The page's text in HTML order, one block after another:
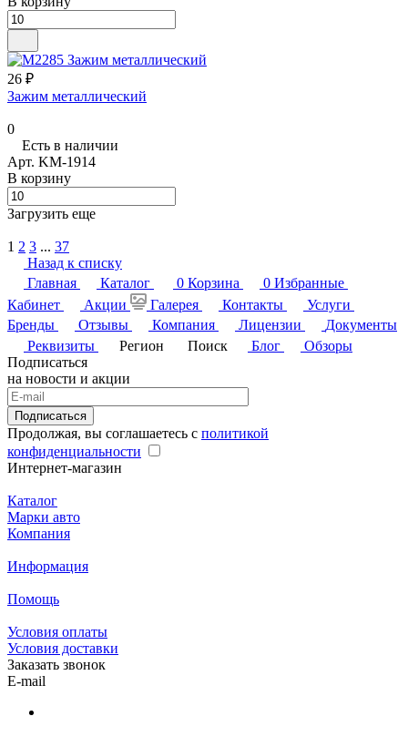
26 ₽
Зажим металлический
0
Есть в наличии
Арт. KM-1914
В корзину
Загрузить еще
1 2 3 ... 37
Назад к списку
Главная
Каталог 0 Корзина 0 Избранные
Кабинет
Акции Галерея Контакты
Услуги
Бренды
Отзывы Компания Лицензии
Документы
Реквизиты
Регион Поиск Блог
Обзоры
Подписаться
на новости и акции
Подписаться
Продолжая, вы соглашаетесь с политикой
конфиденциальности
Интернет-магазин
Каталог
Марки авто
Компания
Информация
Помощь
Условия оплаты
Условия доставки
Заказать звонок
E-mail